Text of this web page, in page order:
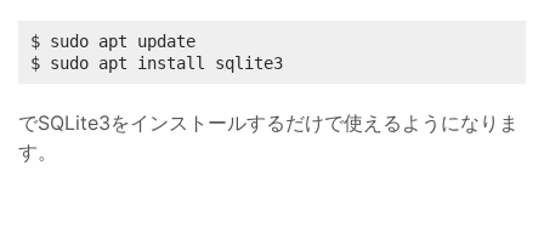
$ sudo apt update
$ sudo apt install sqlite3
でSQLite3をインストールするだけで使えるようになりま
す。